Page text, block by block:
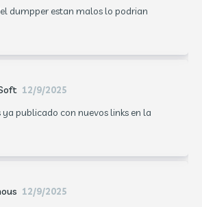
dumpper estan malos lo podrian
12/9/2025
ya publicado con nuevos links en la
12/9/2025